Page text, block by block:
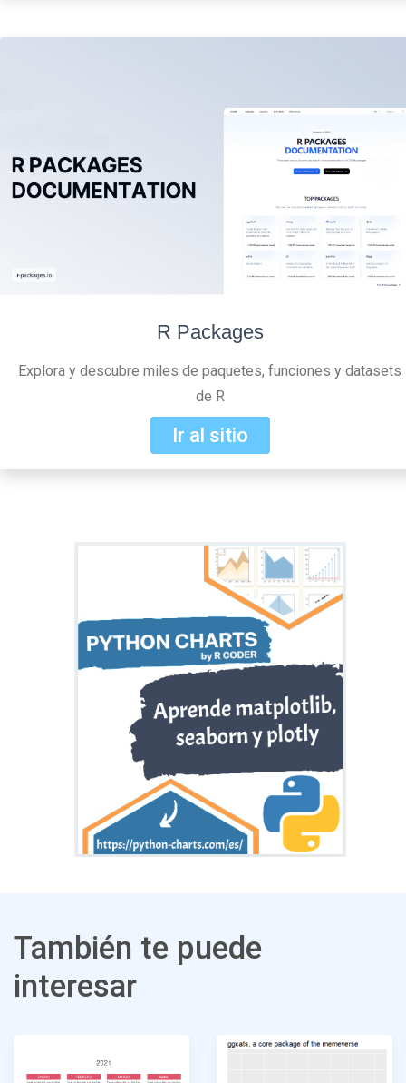
R Packages
Explora y descubre miles de paquetes, funciones y datasets
de R
Ir al sitio
También te puede
interesar